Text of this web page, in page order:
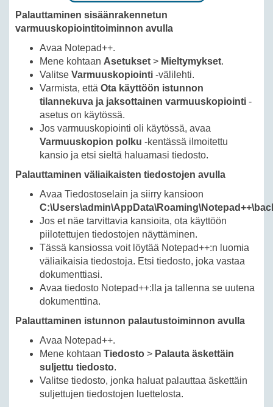
Palauttaminen sisäänrakennetun
varmuuskopiointitoiminnon avulla
Avaa Notepad++.
Mene kohtaan Asetukset > Mieltymykset.
Valitse Varmuuskopiointi -välilehti.
Varmista, että Ota käyttöön istunnon
tilannekuva ja jaksottainen varmuuskopiointi -
asetus on käytössä.
Jos varmuuskopiointi oli käytössä, avaa
Varmuuskopion polku -kentässä ilmoitettu
kansio ja etsi sieltä haluamasi tiedosto.
Palauttaminen väliaikaisten tiedostojen avulla
Avaa Tiedostoselain ja siirry kansioon
Jos et näe tarvittavia kansioita, ota käyttöön
piilotettujen tiedostojen näyttäminen.
Tässä kansiossa voit löytää Notepad++:n luomia
väliaikaisia tiedostoja. Etsi tiedosto, joka vastaa
dokumenttiasi.
Avaa tiedosto Notepad++:lla ja tallenna se uutena
dokumenttina.
Palauttaminen istunnon palautustoiminnon avulla
Avaa Notepad++.
Mene kohtaan Tiedosto > Palauta äskettäin
suljettu tiedosto.
Valitse tiedosto, jonka haluat palauttaa äskettäin
suljettujen tiedostojen luettelosta.